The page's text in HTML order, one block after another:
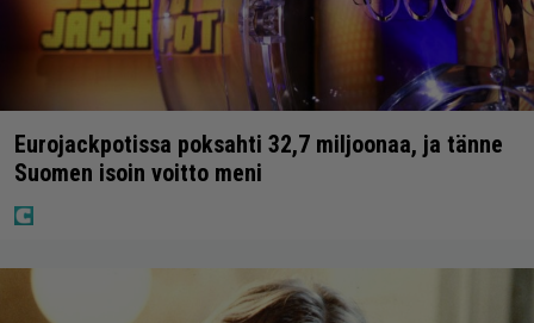
Eurojackpotissa poksahti 32,7 miljoonaa, ja tänne
Suomen isoin voitto meni